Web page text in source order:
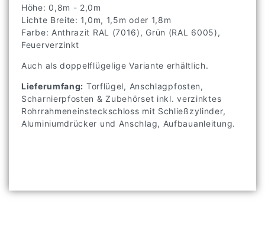
Höhe: 0,8m - 2,0m
Lichte Breite: 1,0m, 1,5m oder 1,8m
Farbe: Anthrazit RAL (7016), Grün (RAL 6005),
Feuerverzinkt
Auch als doppelflügelige Variante erhältlich.
Lieferumfang: Torflügel, Anschlagpfosten,
Scharnierpfosten & Zubehörset inkl. verzinktes
Rohrrahmeneinsteckschloss mit Schließzylinder,
Aluminiumdrücker und Anschlag, Aufbauanleitung.